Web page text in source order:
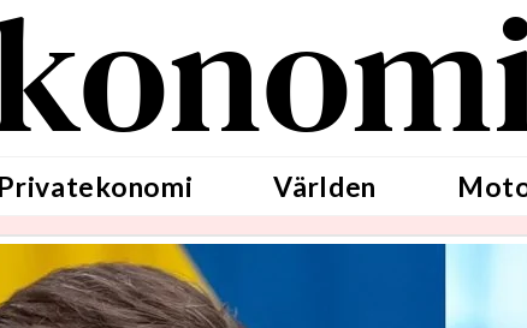
Privatekonomi Världen